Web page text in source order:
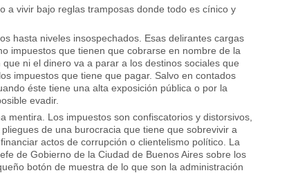
a vivir bajo reglas tramposas donde todo es cínico y
hasta niveles insospechados. Esas delirantes cargas
impuestos que tienen que cobrarse en nombre de la
ni el dinero va a parar a los destinos sociales que
impuestos que tiene que pagar. Salvo en contados
éste tiene una alta exposición pública o por la
evadir.
mentira. Los impuestos son confiscatorios y distorsivos,
de una burocracia que tiene que sobrevivir a
actos de corrupción o clientelismo político. La
de Gobierno de la Ciudad de Buenos Aires sobre los
botón de muestra de lo que son la administración